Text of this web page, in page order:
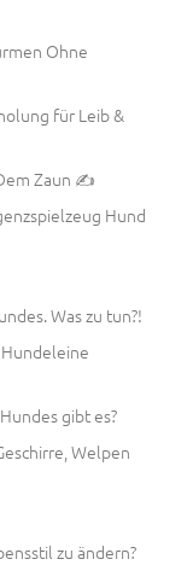
Ohne
für Leib &
Zaun ✍
Hund
Was zu tun?!
gibt es?
Welpen
zu ändern?